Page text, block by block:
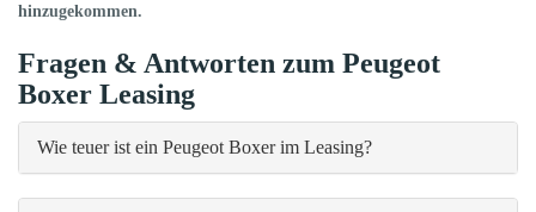
hinzugekommen.
Fragen & Antworten zum Peugeot
Boxer Leasing
Wie teuer ist ein Peugeot Boxer im Leasing?